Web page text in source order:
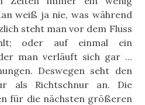
weiß ja nie, was während
steht man vor dem Fluss
oder auf einmal ein
man verläuft sich gar ...
Deswegen seht den
als Richtschnur an. Die
für die nächsten größeren